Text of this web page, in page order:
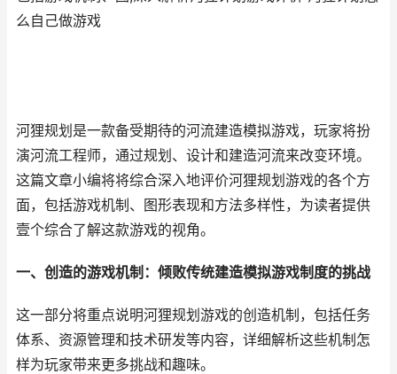
么自己做游戏
河狸规划是一款备受期待的河流建造模拟游戏，玩家将扮
演河流工程师，通过规划、设计和建造河流来改变环境。
这篇文章小编将将综合深入地评价河狸规划游戏的各个方
面，包括游戏机制、图形表现和方法多样性，为读者提供
壹个综合了解这款游戏的视角。
一、创造的游戏机制：倾败传统建造模拟游戏制度的挑战
这一部分将重点说明河狸规划游戏的创造机制，包括任务
体系、资源管理和技术研发等内容，详细解析这些机制怎
样为玩家带来更多挑战和趣味。